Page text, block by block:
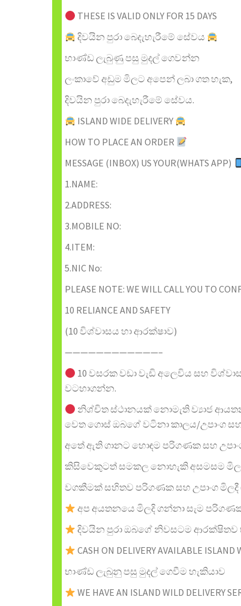
THESE IS VALID ONLY FOR 15 DAYS
දිවයින පුරා බෙදැහැරීමේ සේවය
භාණ්ඩ ලැබුණු පසු මුදල් ගෙවන්න
ලංකාවේ අඩුම මිලට අපෙන් ලබා ගත හැක,
දිවයින පුරා බෙදැහැරීමේ සේවය.
ISLAND WIDE DELIVERY
HOW TO PLACE AN ORDER
MESSAGE (INBOX) US YOUR(WHATS APP)
1.NAME:
2.ADDRESS:
3.MOBILE NO:
4.ITEM:
5.NIC No:
PLEASE NOTE: WE WILL CALL YOU TO
10 RELIANCE AND SAFETY
(10 විශ්වාසය හා ආරක්ෂාව)
————————————–
10 වසරක වඩා වැඩි අලෙවිය සහ
වටහාගන්න.
නිශ්චිත ස්ථානයක් නොමැති ව්‍යාජ
වෙත ගොස් ඔබගේ වටිනා කාලය/උපාංග
අතේ ඇති ගානට හොඳම පරිගණක සහ
කිසිවෙකුටත් සමකල නොහැකි අසමසම
වගකීමක් සහිතව පරිගණක සහ උපාංග
අප අයතනයෙ මිලදි ගන්නා සැම
දිවයින පුරා ඔබගේ නිවසටම
CASH ON DELIVERY AVAILABLE ISLAND
භාණ්ඩ ලැබුනු පසු මුදල් ගෙවීම හැකියාව
WE HAVE AN ISLAND WILD DELIVERY